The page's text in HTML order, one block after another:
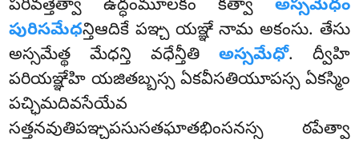
పరివత్తేత్వా ఉద్ధంమూలకం కత్వా అస్సమేధం
పురిసమేధన్తిఆదికే పఞ్చ యఞ్ఞే నామ అకంసు. తేసు
అస్సమేత్థ మేధన్తి వధేన్తీతి అస్సమేధో. ద్వీహి
పరియఞ్ఞేహి యజితబ్బస్స ఏకవీసతియూపస్స ఏకస్మిం
పచ్ఛిమదివసేయేవ
సత్తనవుతిపఞ్చపసుసతఘాతభింసనస్స ఠపేత్వా